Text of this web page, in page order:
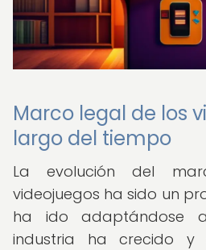
Marco legal de los
largo del tiempo
La evolución del
videojuegos ha sido un
ha ido adaptándose
industria ha crecido y